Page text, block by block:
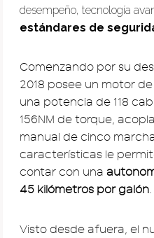
desempeño, tecnología
estándares de
Comenzando por su
2018 posee un motor
una potencia de 118
156NM de torque,
manual de cinco
características le
contar con una
45 kilómetros por galón.
Visto desde afuera, el